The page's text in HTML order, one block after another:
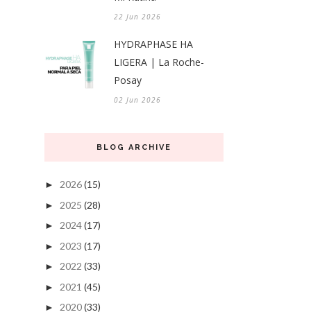
22 Jun 2026
HYDRAPHASE HA
LIGERA | La Roche-
Posay
02 Jun 2026
BLOG ARCHIVE
► 2026(15)
► 2025 (28)
► 2024(17)
► 2023 (17)
► 2022 (33)
► 2021 (45)
► 2020(33)